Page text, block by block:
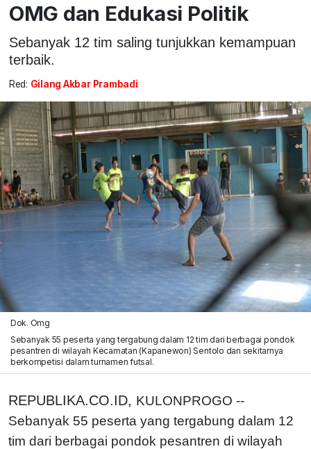
OMG dan Edukasi Politik
Sebanyak 12 tim saling tunjukkan kemampuan
terbaik.
Red: Gilang Akbar Prambadi
Dok. Omg
Sebanyak 55 peserta yang tergabung dalam 12 tim dari berbagai pondok
pesantren di wilayah Kecamatan (Kapanewon) Sentolo dan sekitarnya
berkompetisi dalam turnamen futsal.
REPUBLIKA.CO.ID, KULONPROGO --
Sebanyak 55 peserta yang tergabung dalam 12
tim dari berbagai pondok pesantren di wilayah